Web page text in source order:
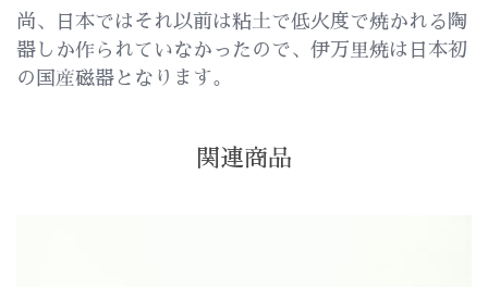
尚、日本ではそれ以前は粘土で低火度で焼かれる陶
器しか作られていなかったので、伊万里焼は日本初
の国産磁器となります。
関連商品